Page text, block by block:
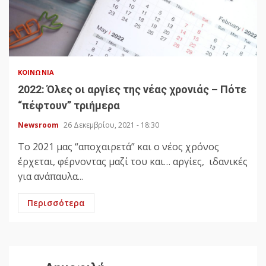
ΚΟΙΝΩΝΊΑ
2022: Όλες οι αργίες της νέας χρονιάς – Πότε
“πέφτουν” τριήμερα
Newsroom 26 Δεκεμβρίου, 2021 - 18:30
To 2021 μας “αποχαιρετά” και ο νέος χρόνος
έρχεται, φέρνοντας μαζί του και… αργίες, ιδανικές
για ανάπαυλα...
Περισσότερα